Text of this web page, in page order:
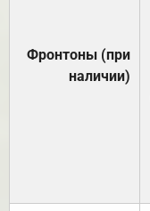
Фронтоны (при
наличии)